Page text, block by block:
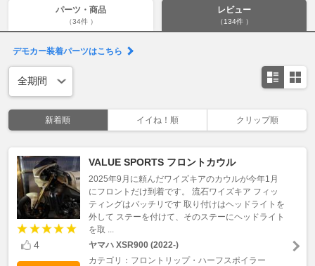
パーツ・商品
（34件 ）
レビュー
（134件 ）
デモカー装着パーツはこちら
新着順 イイね！順 クリップ順
4
VALUE SPORTS フロントカウル
2025年9月に頼んだワイズキアのカウルが今年1月
にフロントだけ到着です。 流石ワイズキア フィッ
ティングはバッチリです 取り付けはヘッドライトを
外して ステーを付けて、そのステーにヘッドライト
を取 ...
ヤマハ XSR900 (2022-)
カテゴリ：フロントリップ・ハーフスポイラー